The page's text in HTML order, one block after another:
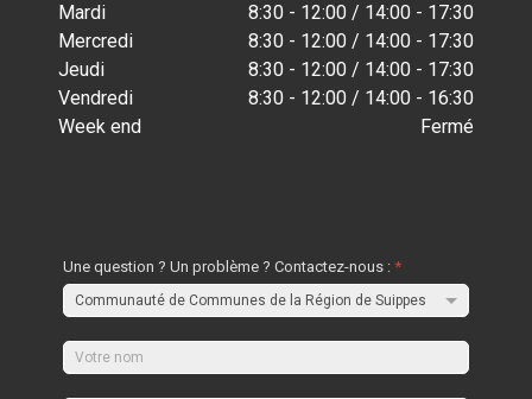
Mardi
8:30 - 12:00 / 14:00 - 17:30
Mercredi
8:30 - 12:00 / 14:00 - 17:30
Jeudi
8:30 - 12:00 / 14:00 - 17:30
Vendredi
8:30 - 12:00 / 14:00 - 16:30
Week end
Fermé
Une question ? Un problème ? Contactez-nous :*